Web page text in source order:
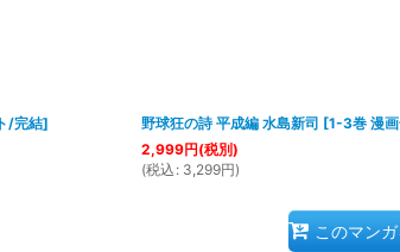
/完結]
野球狂の詩 平成編 水島新司 [1-3巻 漫
2,999円(税別)
(税込 : 3,299円)
このマンガ